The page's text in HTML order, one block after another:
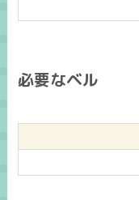
必要なベル